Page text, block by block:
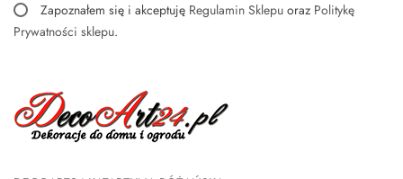
Zapoznałem się i akceptuję Regulamin Sklepu oraz Politykę
Prywatności sklepu.